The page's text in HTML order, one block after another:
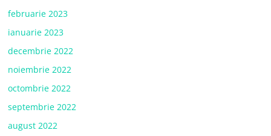
februarie 2023
ianuarie 2023
decembrie 2022
noiembrie 2022
octombrie 2022
septembrie 2022
august 2022